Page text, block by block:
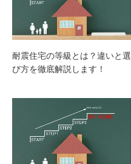
耐震住宅の等級とは？違いと選
び方を徹底解説します！